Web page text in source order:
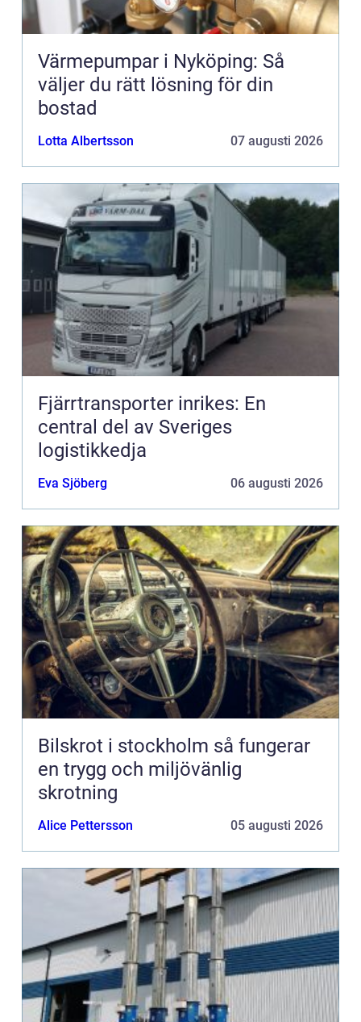
Värmepumpar i Nyköping: Så
väljer du rätt lösning för din
bostad
Lotta Albertsson 07 augusti 2026
Fjärrtransporter inrikes: En
central del av Sveriges
logistikkedja
Eva Sjöberg 06 augusti 2026
Bilskrot i stockholm så fungerar
en trygg och miljövänlig
skrotning
Alice Pettersson 05 augusti 2026